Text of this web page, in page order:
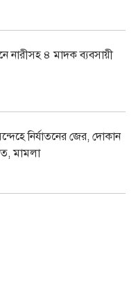
নারীসহ ৪ মাদক ব্যবসায়ী
নির্যাতনের জের, দোকান
মামলা